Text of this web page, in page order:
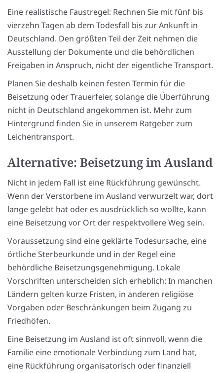
Eine realistische Faustregel: Rechnen Sie mit fünf bis
vierzehn Tagen ab dem Todesfall bis zur Ankunft in
Deutschland. Den größten Teil der Zeit nehmen die
Ausstellung der Dokumente und die behördlichen
Freigaben in Anspruch, nicht der eigentliche Transport.
Planen Sie deshalb keinen festen Termin für die
Beisetzung oder Trauerfeier, solange die Überführung
nicht in Deutschland angekommen ist. Mehr zum
Hintergrund finden Sie in unserem Ratgeber zum
Leichentransport.
Alternative: Beisetzung im Ausland
Nicht in jedem Fall ist eine Rückführung gewünscht.
Wenn der Verstorbene im Ausland verwurzelt war, dort
lange gelebt hat oder es ausdrücklich so wollte, kann
eine Beisetzung vor Ort der respektvollere Weg sein.
Voraussetzung sind eine geklärte Todesursache, eine
örtliche Sterbeurkunde und in der Regel eine
behördliche Beisetzungsgenehmigung. Lokale
Vorschriften unterscheiden sich erheblich: In manchen
Ländern gelten kurze Fristen, in anderen religiöse
Vorgaben oder Beschränkungen beim Zugang zu
Friedhöfen.
Eine Beisetzung im Ausland ist oft sinnvoll, wenn die
Familie eine emotionale Verbindung zum Land hat,
eine Rückführung organisatorisch oder finanziell